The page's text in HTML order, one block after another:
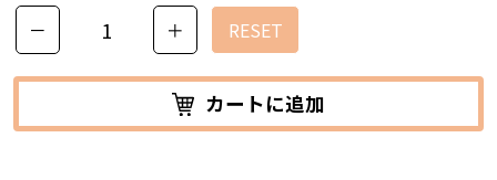
－
＋ RESET
カートに追加